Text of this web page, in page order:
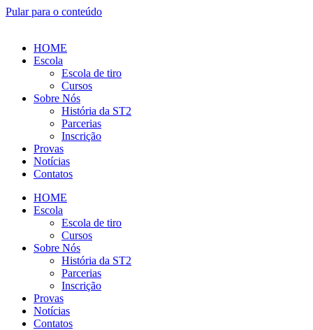
Pular para o conteúdo
HOME
Escola
Escola de tiro
Cursos
Sobre Nós
História da ST2
Parcerias
Inscrição
Provas
Notícias
Contatos
HOME
Escola
Escola de tiro
Cursos
Sobre Nós
História da ST2
Parcerias
Inscrição
Provas
Notícias
Contatos